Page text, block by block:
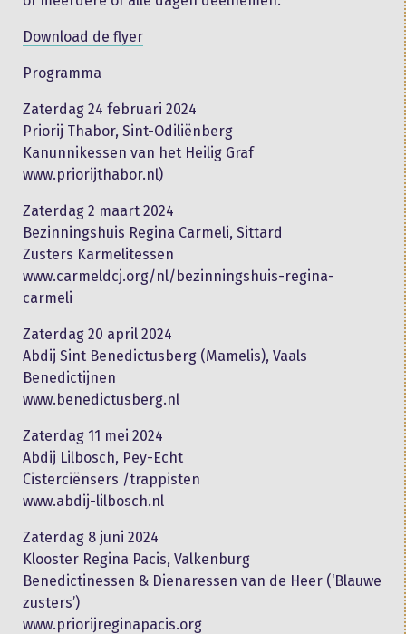
Download de flyer
Programma
Zaterdag 24 februari 2024
Priorij Thabor, Sint-Odiliënberg
Kanunnikessen van het Heilig Graf
www.priorijthabor.nl)
Zaterdag 2 maart 2024
Bezinningshuis Regina Carmeli, Sittard
Zusters Karmelitessen
www.carmeldcj.org/nl/bezinningshuis-regina-
carmeli
Zaterdag 20 april 2024
Abdij Sint Benedictusberg (Mamelis), Vaals
Benedictijnen
www.benedictusberg.nl
Zaterdag 11 mei 2024
Abdij Lilbosch, Pey-Echt
Cisterciënsers /trappisten
www.abdij-lilbosch.nl
Zaterdag 8 juni 2024
Klooster Regina Pacis, Valkenburg
Benedictinessen & Dienaressen van de Heer (‘Blauwe
zusters’)
www.priorijreginapacis.org